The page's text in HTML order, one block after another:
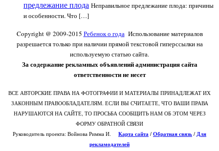
предлежание плода Неправильное предлежание плода: причины
и особенности. Что […]
Copyright @ 2009-2015 Ребенок о годаИспользование материалов
разрешается только при наличии прямой текстовой гиперссылки на
используемую статью сайта.
За содержание рекламных объявлений администрация сайта
ответственности не несет
ВСЕ АВТОРСКИЕ ПРАВА НА ФОТОГРАФИИ И МАТЕРИАЛЫ ПРИНАДЛЕЖАТ ИХ
ЗАКОННЫМ ПРАВООБЛАДАТЕЛЯМ. ЕСЛИ ВЫ СЧИТАЕТЕ, ЧТО ВАШИ ПРАВА
НАРУШАЮТСЯ НА САЙТЕ, ТО ПРОСЬБА СООБЩИТЬ НАМ ОБ ЭТОМ ЧЕРЕЗ
ФОРМУ ОБРАТНОЙ СВЯЗИ
Руководитель проекта: Войнова Римма И. Карта сайта / Обратная связь / Для
рекламодателей